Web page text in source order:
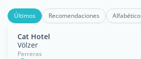
Últimos Recomendaciones Alfabético
Cat Hotel
Völzer
Perreras